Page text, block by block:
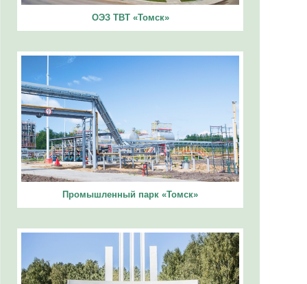
ОЭЗ ТВТ «Томск»
Промышленный парк «Томск»